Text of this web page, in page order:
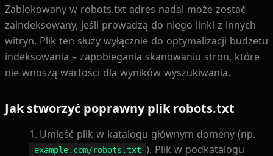
Zablokowany w robots.txt adres nadal może zostać
zaindeksowany, jeśli prowadzą do niego linki z innych
witryn. Plik ten służy wyłącznie do optymalizacji budżetu
indeksowania – zapobiegania skanowaniu stron, które
nie wnoszą wartości dla wyników wyszukiwania.
Jak stworzyć poprawny plik robots.txt
Umieść plik w katalogu głównym domeny (np.
example.com/robots.txt ). Plik w podkatalogu